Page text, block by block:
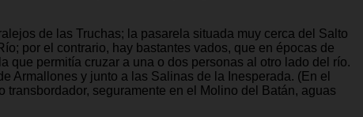
de las Truchas; la pasarela situada muy cerca del Salto
por el contrario, hay bastantes vados, que en épocas de
que permitía cruzar a una o dos personas al otro lado del río.
Armallones y junto a las Salinas de la Inesperada. (En el
seguramente en el Molino del Batán, aguas